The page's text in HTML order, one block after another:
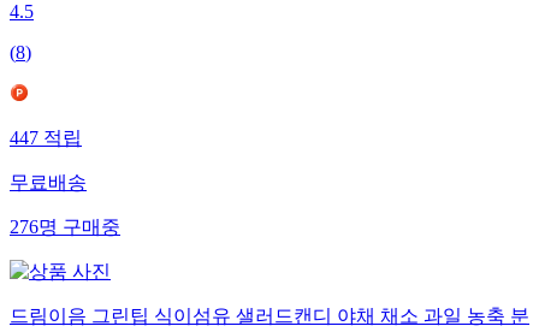
4.5
(8)
447적립
무료배송
276명구매중
드림이음 그린팁 식이섬유 샐러드캔디 야채 채소 과일 농축 분